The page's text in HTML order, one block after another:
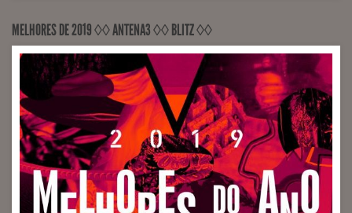
MELHORES DE 2019 ◊◊ ANTENA3 ◊◊ BLITZ ◊◊